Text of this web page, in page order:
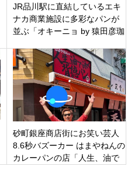
JR品川駅に直結しているエキ
ナカ商業施設に多彩なパンが
並ぶ「オキーニョ by 猿田彦珈
日オープン！
砂町銀座商店街にお笑い芸人
8.6秒バズーカー はまやねんの
カレーパンの店「人生、油で